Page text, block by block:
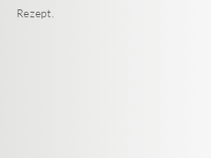
Rezept.